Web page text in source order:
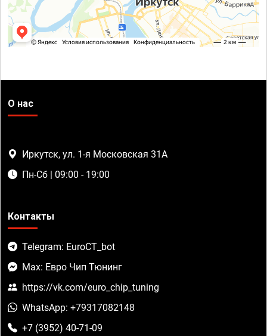
О нас
Иркутск, ул. 1-я Московская 31А
Пн-Сб | 09:00 - 19:00
Контакты
Telegram: EuroCT_bot
Max: Евро Чип Тюнинг
https://vk.com/euro_chip_tuning
WhatsApp: +79317082148
+7 (3952) 40-71-09